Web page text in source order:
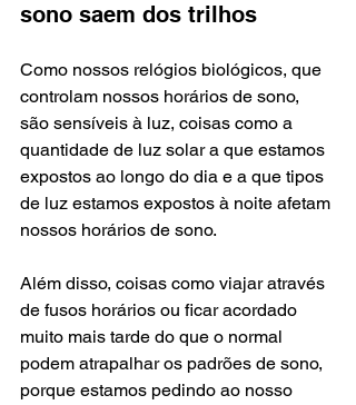
sono saem dos trilhos
Como nossos relógios biológicos, que
controlam nossos horários de sono,
são sensíveis à luz, coisas como a
quantidade de luz solar a que estamos
expostos ao longo do dia e a que tipos
de luz estamos expostos à noite afetam
nossos horários de sono.
Além disso, coisas como viajar através
de fusos horários ou ficar acordado
muito mais tarde do que o normal
podem atrapalhar os padrões de sono,
porque estamos pedindo ao nosso